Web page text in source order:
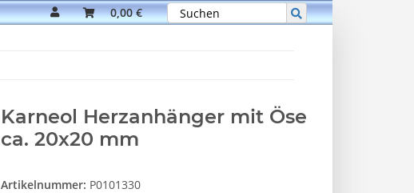
0,00 €
Karneol Herzanhänger mit Öse
ca. 20x20 mm
Artikelnummer: P0101330